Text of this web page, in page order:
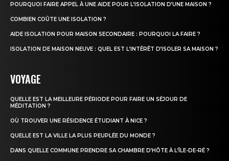
POURQUOI FAIRE APPEL À UNE AIDE POUR L’ISOLATION D’UNE MAISON ?
COMBIEN COÛTE UNE ISOLATION ?
AIDE ISOLATION POUR MAISON SECONDAIRE : POURQUOI LA FAIRE ?
ISOLATION DE MAISON NEUVE : QUEL EST L’INTÉRÊT D’ISOLER SA MAISON ?
VOYAGE
QUELLE EST LA MEILLEURE PÉRIODE POUR FAIRE UN SÉJOUR DE
MÉDITATION ?
OÙ TROUVER UNE RÉSIDENCE ÉTUDIANT À NICE ?
QUELLE EST LA VILLE LA PLUS PEUPLÉE DU MONDE ?
DANS QUELLE COMMUNE PRENDRE SA CHAMBRE D’HÔTE À L’ÎLE-DE-RÉ ?